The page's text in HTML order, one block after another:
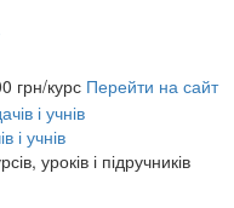
грн/курс Перейти на сайт
і учнів
уроків і підручників